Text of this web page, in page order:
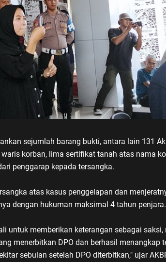
sejumlah barang bukti, antara lain 131
korban, lima sertifikat tanah atas nama
penggarap kepada tersangka.
atas kasus penggelapan dan
dengan hukuman maksimal 4 tahun penjara.
untuk memberikan keterangan sebagai
menerbitkan DPO dan berhasil menangkap
sebulan setelah DPO diterbitkan," ujar